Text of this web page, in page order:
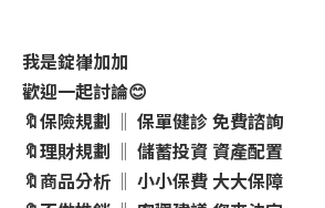
我是錠嵂加加
歡迎一起討論😊
🔖保險規劃 ‖ 保單健診 免費諮詢
🔖理財規劃 ‖ 儲蓄投資 資產配置
🔖商品分析 ‖ 小小保費 大大保障